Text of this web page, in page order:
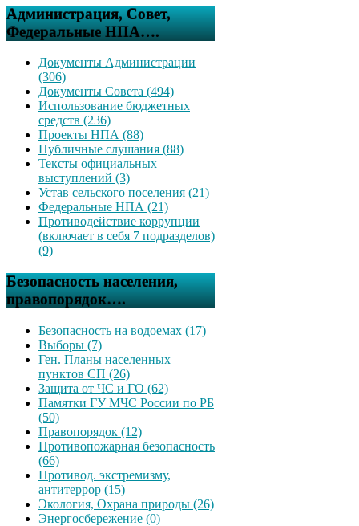
Администрация, Совет,
Федеральные НПА….
Документы Администрации
(306)
Документы Совета (494)
Использование бюджетных
средств (236)
Проекты НПА (88)
Публичные слушания (88)
Тексты официальных
выступлений (3)
Устав сельского поселения (21)
Федеральные НПА (21)
Противодействие коррупции
(включает в себя 7 подразделов)
(9)
Безопасность населения,
правопорядок….
Безопасность на водоемах (17)
Выборы (7)
Ген. Планы населенных
пунктов СП (26)
Защита от ЧС и ГО (62)
Памятки ГУ МЧС России по РБ
(50)
Правопорядок (12)
Противопожарная безопасность
(66)
Противод. экстремизму,
антитеррор (15)
Экология, Охрана природы (26)
Энергосбережение (0)